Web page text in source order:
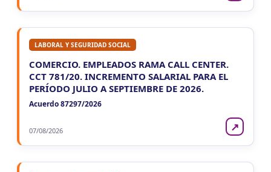
LABORAL Y SEGURIDAD SOCIAL
COMERCIO. EMPLEADOS RAMA CALL CENTER.
CCT 781/20. INCREMENTO SALARIAL PARA EL
PERÍODO JULIO A SEPTIEMBRE DE 2026.
Acuerdo 87297/2026
07/08/2026 ↗